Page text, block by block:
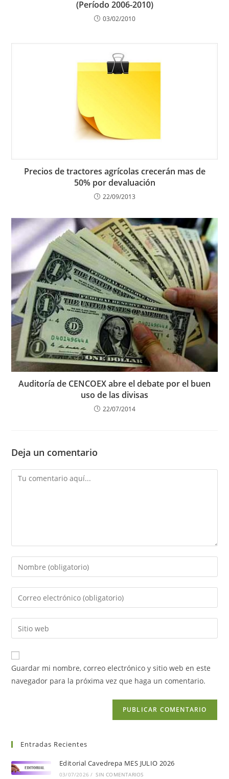
(Período 2006-2010)
03/02/2010
Precios de tractores agrícolas crecerán mas de
50% por devaluación
22/09/2013
Auditoría de CENCOEX abre el debate por el buen
uso de las divisas
22/07/2014
Deja un comentario
Guardar mi nombre, correo electrónico y sitio web en este
navegador para la próxima vez que haga un comentario.
Entradas Recientes
Editorial Cavedrepa MES JULIO 2026
03/07/2026 / SIN COMENTARIOS